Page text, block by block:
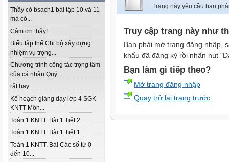
Thầy có bsach1 bài tập 10 và 11
mà có...
Cảm ơn thầy!...
Biểu tập thể Chi bộ xây dựng
nhiệm vụ trọng...
Chương trình công tác trọng tâm
của cá nhân Quý...
rất hay...
Kế hoạch giảng dạy lớp 4 SGK -
KNTT Môn...
Toán 1 KNTT. Bài 1 Tiết 2....
Toán 1 KNTT. Bài 1 Tiết 1....
Toán 1 KNTT. Bài Các số từ 0
đến 10...
Trang này yêu cầu bạn
Truy cập trang này như
Bạn phải mở trang đăng nhập,
khẩu đã đăng ký rồi nhấn nút
Bạn làm gì tiếp theo?
Mở trang đăng nhập
Quay trở lại trang trước